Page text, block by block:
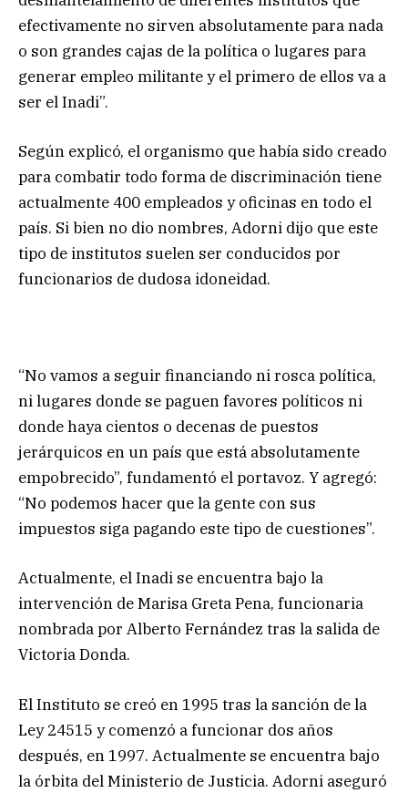
efectivamente no sirven absolutamente para nada
o son grandes cajas de la política o lugares para
generar empleo militante y el primero de ellos va a
ser el Inadi”.
Según explicó, el organismo que había sido creado
para combatir todo forma de discriminación tiene
actualmente 400 empleados y oficinas en todo el
país. Si bien no dio nombres, Adorni dijo que este
tipo de institutos suelen ser conducidos por
funcionarios de dudosa idoneidad.
“No vamos a seguir financiando ni rosca política,
ni lugares donde se paguen favores políticos ni
donde haya cientos o decenas de puestos
jerárquicos en un país que está absolutamente
empobrecido”, fundamentó el portavoz. Y agregó:
“No podemos hacer que la gente con sus
impuestos siga pagando este tipo de cuestiones”.
Actualmente, el Inadi se encuentra bajo la
intervención de Marisa Greta Pena, funcionaria
nombrada por Alberto Fernández tras la salida de
Victoria Donda.
El Instituto se creó en 1995 tras la sanción de la
Ley 24515 y comenzó a funcionar dos años
después, en 1997. Actualmente se encuentra bajo
la órbita del Ministerio de Justicia. Adorni aseguró